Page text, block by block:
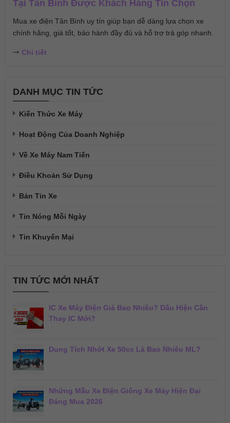
Tại Tân Bình Được Khách Hàng Tin Chọn
Mua xe điện Tân Bình uy tín giúp bạn dễ dàng lựa chọn xe
chính hãng, giá tốt, bảo hành đầy đủ và hỗ trợ trả góp nhanh.
Chi tiết
DANH MỤC TIN TỨC
Kiến Thức Xe Máy
Hoạt Động Của Doanh Nghiệp
Về Xe Máy Nam Tiến
Điều Khoản Sử Dụng
Bản Tin Xe
Tin Nóng Mỗi Ngày
Tin Khuyến Mại
TIN TỨC MỚI NHẤT
IC Xe Máy Điện Giá Bao Nhiêu? Dấu Hiện Cần
Thay IC Mới?
Dung Tích Nhớt Xe 50cc Là Bao Nhiêu ML?
Những Mẫu Xe Điện Giống Xe Máy Hiện Đại
Đáng Mua 2026